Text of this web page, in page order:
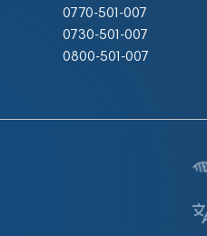
0770-501-007
0730-501-007
0800-501-007